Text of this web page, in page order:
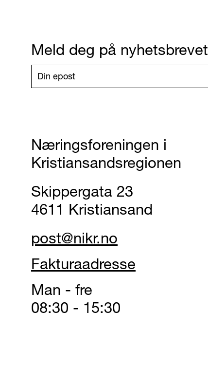
Meld deg på nyhetsbrevet
Næringsforeningen i
Kristiansandsregionen
Skippergata 23
4611 Kristiansand
post@nikr.no
Fakturaadresse
Man - fre
08:30 - 15:30